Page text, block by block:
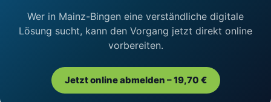
Wer in Mainz-Bingen eine verständliche digitale
Lösung sucht, kann den Vorgang jetzt direkt online
vorbereiten.
Jetzt online abmelden – 19,70 €